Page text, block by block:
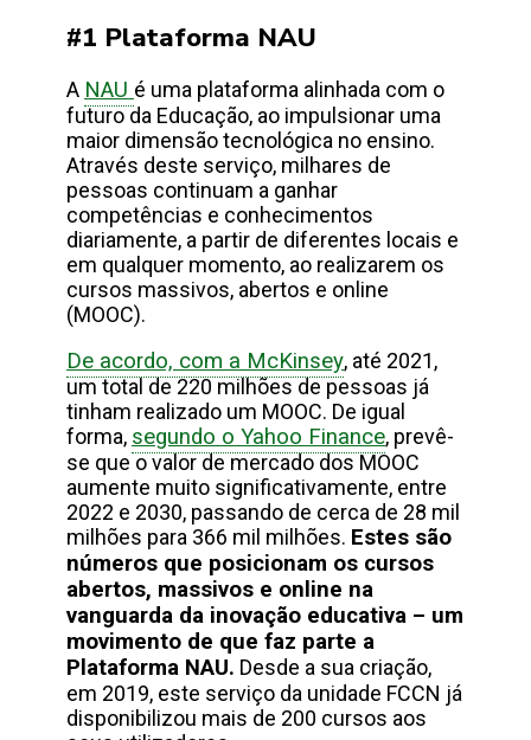
#1 Plataforma NAU
A NAU é uma plataforma alinhada com o
futuro da Educação, ao impulsionar uma
maior dimensão tecnológica no ensino.
Através deste serviço, milhares de
pessoas continuam a ganhar
competências e conhecimentos
diariamente, a partir de diferentes locais e
em qualquer momento, ao realizarem os
cursos massivos, abertos e online
(MOOC).
De acordo, com a McKinsey, até 2021,
um total de 220 milhões de pessoas já
tinham realizado um MOOC. De igual
forma, segundo o Yahoo Finance, prevê-
se que o valor de mercado dos MOOC
aumente muito significativamente, entre
2022 e 2030, passando de cerca de 28 mil
milhões para 366 mil milhões. Estes são
números que posicionam os cursos
abertos, massivos e online na
vanguarda da inovação educativa – um
movimento de que faz parte a
Plataforma NAU. Desde a sua criação,
em 2019, este serviço da unidade FCCN já
disponibilizou mais de 200 cursos aos